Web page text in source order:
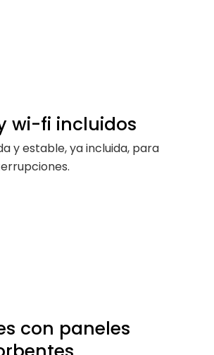
wi-fi incluidos
y estable, ya incluida, para
con paneles